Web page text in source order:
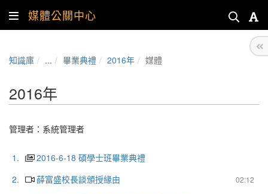
媒體公關中心
知識庫 ... 畢業典禮 2016年 媒體
2016年
管理者： 系統管理者
1.
2016-6-18 碩學士班畢業典禮
2.
02:12
薛富盛校長談頒授緣由